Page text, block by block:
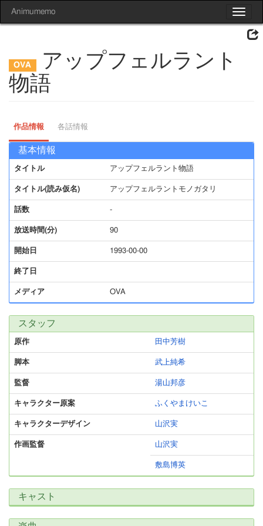
Toggle
Animumemo
アップフェルラント
物語
作品情報 各話情報
基本情報
タイトル アップフェルラント物語
タイトル(読み仮名) アップフェルラントモノガタリ
話数 -
放送時間(分) 90
開始日 1993-00-00
終了日
メディア OVA
スタッフ
原作 田中芳樹
脚本 武上純希
監督 湯山邦彦
キャラクター原案 ふくやまけいこ
キャラクターデザイン 山沢実
作画監督 山沢実
敷島博英
キャスト